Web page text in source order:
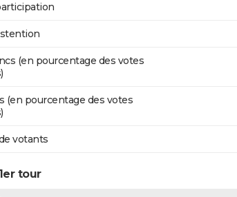
(en pourcentage des votes
(en pourcentage des votes
votants
tour